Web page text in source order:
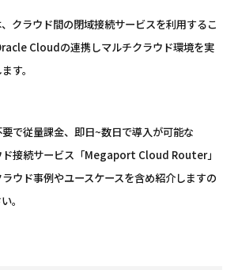
クラウド間の閉域接続サービスを利用するこ
Cloudの連携しマルチクラウド環境を実
す。
で従量課金、即日~数日で導入が可能な
接続サービス「Megaport Cloud Router」
ウド事例やユースケースを含め紹介しますの
。